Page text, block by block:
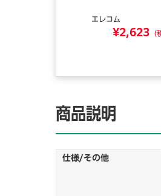
エレコム
¥2,623 （
商品説明
仕様/その他